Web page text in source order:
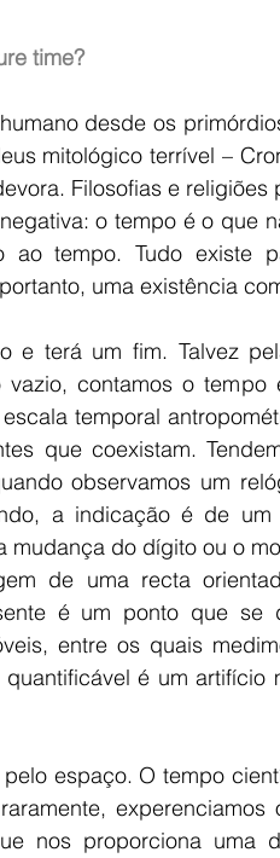
time?
desde os
mitológico terrível –
Filosofias e religiões
o tempo é o que
tempo. Tudo existe
uma existência
e terá um fim. Talvez
contamos o tempo
temporal
que coexistam.
observamos um
a indicação é de um
mudança do dígito ou o
de uma recta
é um ponto que se
entre os quais
é um artifício
espaço. O tempo
nos proporciona uma